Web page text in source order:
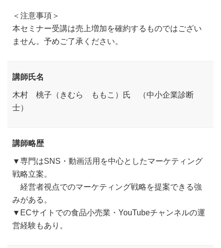
＜注意事項＞
本セミナー受講は売上増加を確約するものではござい
ません。予めご了承ください。
講師氏名
木村 桃子（きむら ももこ）氏 （中小企業診断
士）
講師略歴
▼専門はSNS・動画活用を中心としたマーケティング
戦略立案。
経営者視点でのマーケティング戦略を提案できる強
みがある。
▼ECサイトでの食品小売業・YouTubeチャンネルの運
営経験もあり。